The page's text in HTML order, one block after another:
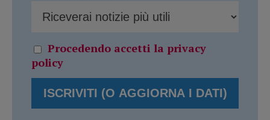
Procedendo accetti la privacy
policy